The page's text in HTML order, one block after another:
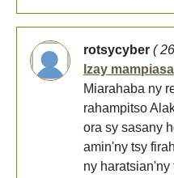
rotsycyber (
Izay
Miarahaba ny
rahampitso
ora sy sasany
amin'ny tsy
ny haratsian'ny